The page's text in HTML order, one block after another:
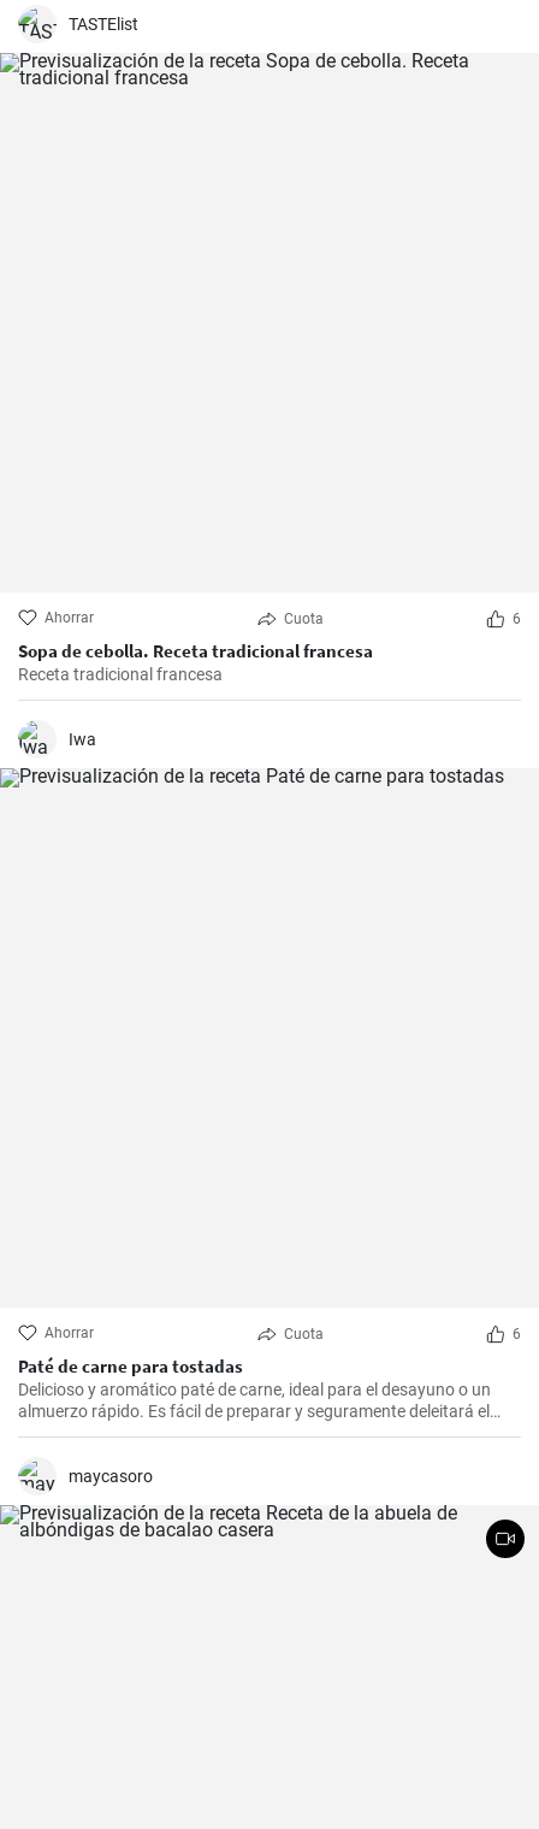
TASTElist
Ahorrar Cuota 6
Sopa de cebolla. Receta tradicional francesa
Receta tradicional francesa
Iwa
Ahorrar Cuota 6
Paté de carne para tostadas
Delicioso y aromático paté de carne, ideal para el desayuno o un
almuerzo rápido. Es fácil de preparar y seguramente deleitará el
paladar de todos los amantes de la carne.
maycasoro